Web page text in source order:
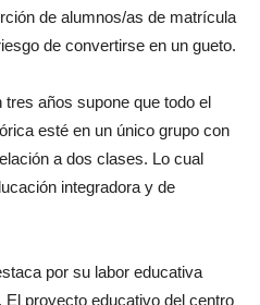
de alumnos/as de matrícula
de convertirse en un gueto.
años supone que todo el
esté en un único grupo con
a dos clases. Lo cual
integradora y de
por su labor educativa
proyecto educativo del centro